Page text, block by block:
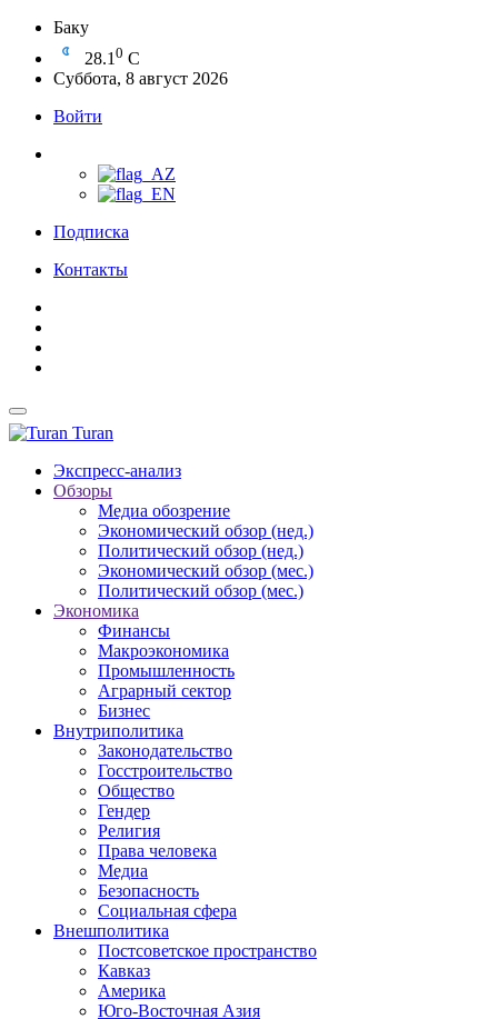
Баку
28.1 0 C
Суббота, 8 август 2026
Войти
Подписка
Контакты
Turan
Экспресс-анализ
Обзоры
Медиа обозрение
Экономический обзор (нед.)
Политический обзор (нед.)
Экономический обзор (мес.)
Политический обзор (мес.)
Экономика
Финансы
Макроэкономика
Промышленность
Аграрный сектор
Бизнес
Внутриполитика
Законодательство
Госстроительство
Общество
Гендер
Религия
Права человека
Медиа
Безопасность
Социальная сфера
Внешполитика
Постсоветское пространство
Кавказ
Америка
Юго-Восточная Азия